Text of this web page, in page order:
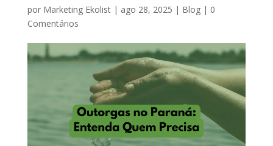
por Marketing Ekolist| ago 28, 2025 | Blog| 0
Comentários